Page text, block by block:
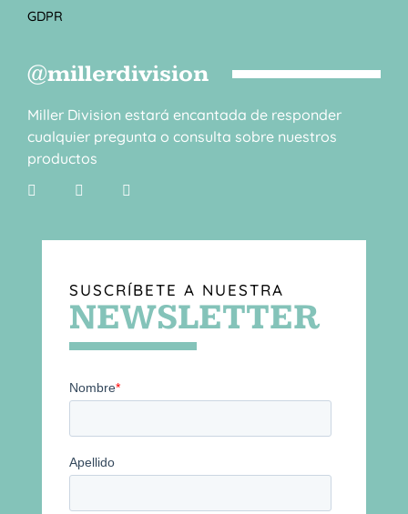
GDPR
@millerdivision
Miller Division estará encantada de responder
cualquier pregunta o consulta sobre nuestros
productos
SUSCRÍBETE A NUESTRA
NEWSLETTER